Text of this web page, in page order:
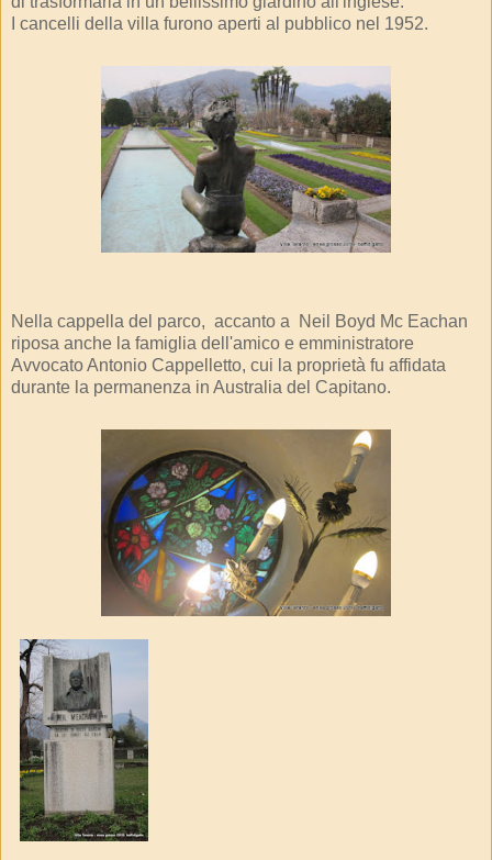
I cancelli della villa furono aperti al pubblico nel 1952.
Nella cappella del parco, accanto a Neil Boyd Mc Eachan
riposa anche la famiglia dell'amico e emministratore
Avvocato Antonio Cappelletto, cui la proprietà fu affidata
durante la permanenza in Australia del Capitano.